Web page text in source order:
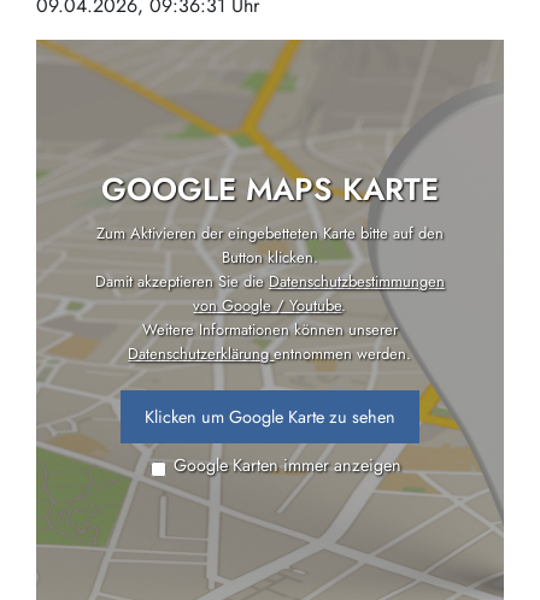
GOOGLE MAPS KARTE
Zum Aktivieren der eingebetteten Karte bitte auf den
Button klicken.
Damit akzeptieren Sie dieDatenschutzbestimmungen
von Google / Youtube.
Weitere Informationen können unserer
Datenschutzerklärungentnommen werden.
Klicken um Google Karte zu sehen
Google Karten immer anzeigen